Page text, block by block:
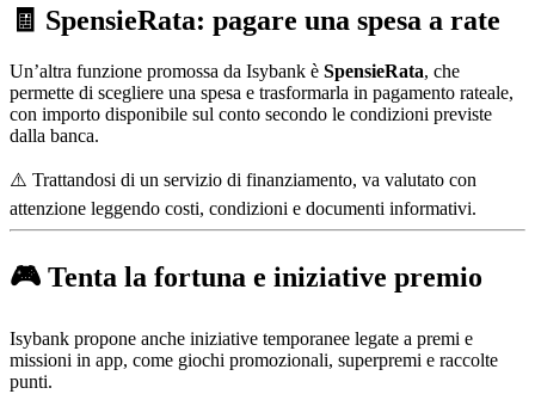
🧾 SpensieRata: pagare una spesa a rate
Un’altra funzione promossa da Isybank è SpensieRata, che
permette di scegliere una spesa e trasformarla in pagamento rateale,
con importo disponibile sul conto secondo le condizioni previste
dalla banca.
⚠️ Trattandosi di un servizio di finanziamento, va valutato con
attenzione leggendo costi, condizioni e documenti informativi.
🎮 Tenta la fortuna e iniziative premio
Isybank propone anche iniziative temporanee legate a premi e
missioni in app, come giochi promozionali, superpremi e raccolte
punti.